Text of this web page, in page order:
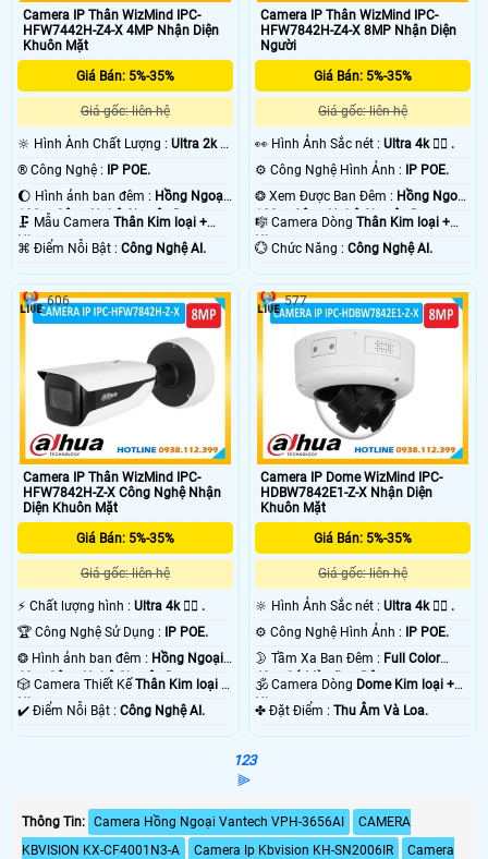
Camera IP Thân WizMind IPC-
HFW7442H-Z4-X 4MP Nhận Diện
Khuôn Mặt
Giá Bán: 5%-35%
Giá gốc: liên hệ
🔆 Hình Ành Chất Lượng : Ultra 2k +
.
®️ Công Nghệ : IP POE.
🌔 Hình ảnh ban đêm : Hồng Ngoại
120m Công Nghệ Chuyên Dụng.
🗜️ Mẫu Camera Thân Kim loại +
Nhựa.
️⌘ Điểm Nỗi Bật : Công Nghệ AI.
Camera IP Thân WizMind IPC-
HFW7842H-Z4-X 8MP Nhận Diện
Người
Giá Bán: 5%-35%
Giá gốc: liên hệ
️👀 Hình Ảnh Sắc nét :Ultra 4k 👍🏾 .
⚙ Công Nghệ Hình Ảnh : IP POE.
❂ Xem Được Ban Đêm : Hồng Ngoại
120m Công Nghệ Chuyên Dụng.
🎼️ Camera DòngThân Kim loại +
Nhựa.
️💮 Chức Năng :Công Nghệ AI.
Camera IP Thân WizMind IPC-
HFW7842H-Z-X Công Nghệ Nhận
Diện Khuôn Mặt
Giá Bán: 5%-35%
Giá gốc: liên hệ
️⚡ Chất lượng hình : Ultra 4k 👍🏾 .
🏆 Công Nghệ Sử Dụng : IP POE.
❂ Hình ảnh ban đêm : Hồng Ngoại
60m Công Nghệ Chuyên Dụng.
🎲 Camera Thiết KếThân Kim loại +
Nhựa.
️✔️ Điểm Nỗi Bật : Công Nghệ AI.
606
Camera IP Dome WizMind IPC-
HDBW7842E1-Z-X Nhận Diện
Khuôn Mặt
Giá Bán: 5%-35%
Giá gốc: liên hệ
🔆 Hình Ảnh Sắc nét :Ultra 4k 👍🏾 .
⚙ Công Nghệ Hình Ảnh : IP POE.
🌛 Tầm Xa Ban Đêm : Full Color
40m Có Màu Ban Ðêm.
🕉️ Camera Dòng Dome Kim loại +
Nhựa.
️✤ Đặt Điểm :Thu Âm Và Loa.
577
123
⫸
Thông Tin: Camera Hồng Ngoại Vantech VPH-3656AI
CAMERA
KBVISION KX-CF4001N3-A
Camera Ip Kbvision KH-SN2006IR
Camera